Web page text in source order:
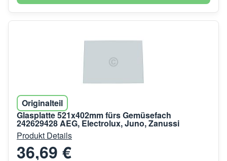
Originalteil
Glasplatte 521x402mm fürs Gemüsefach
242629428 AEG, Electrolux, Juno, Zanussi
Produkt Details
36,69 €